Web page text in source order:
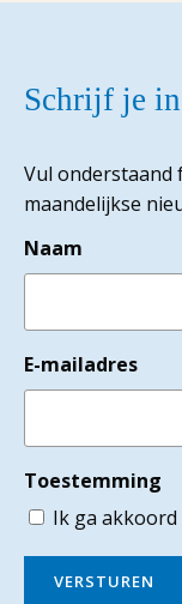
Schrijf je
Vul onderstaand
maandelijkse
Naam
E-mailadres
Toestemming
Ik ga
VERSTUREN